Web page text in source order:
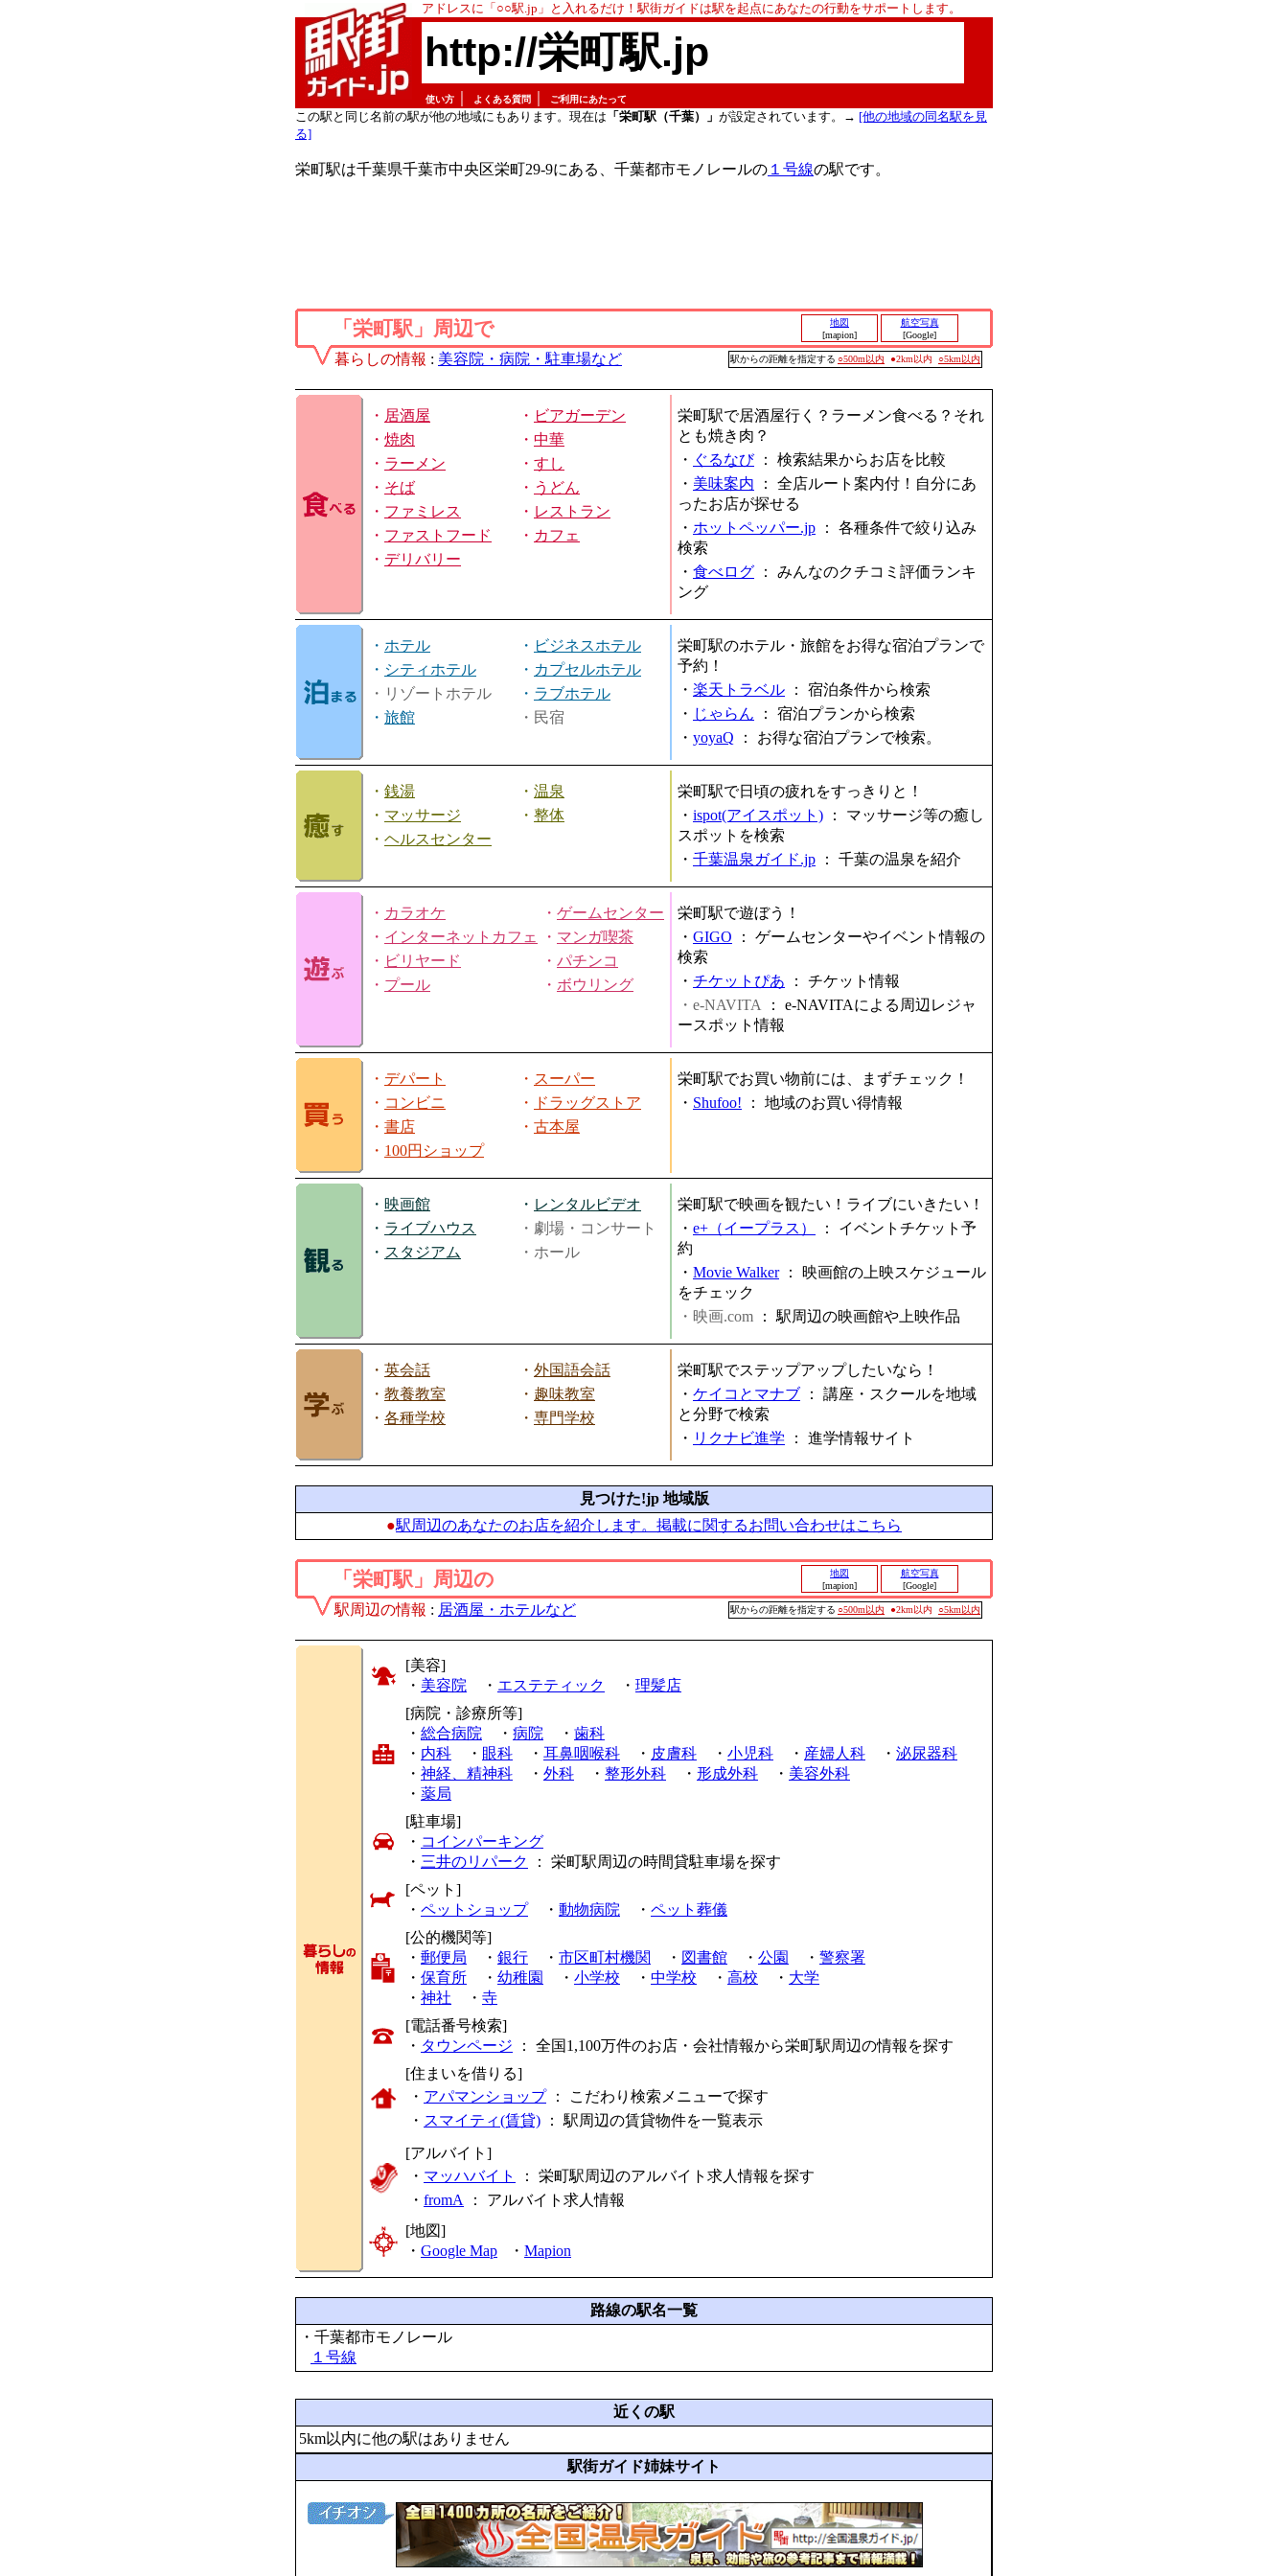
アドレスに「○○駅.jp」と入れるだけ！駅街ガイドは駅を起点にあなたの行動をサポートします。
http://栄町駅.jp
使い方 よくある質問 ご利用にあたって
この駅と同じ名前の駅が他の地域にもあります。現在は 「栄町駅（千葉）」 が設定されています。→ [他の地域の同名駅を見
る]
栄町駅は千葉県千葉市中央区栄町29-9にある、千葉都市モノレールの １号線の駅です。
「栄町駅」周辺で
地図
[mapion]
航空写真
[Google]
暮らしの情報 : 美容院・病院・駐車場など 駅からの距離を指定する ○500m以内 ●2km以内 ○5km以内
・ 居酒屋 ・ ビアガーデン
・ 焼肉 ・ 中華
・ ラーメン ・ すし
・ そば ・ うどん
・ ファミレス ・ レストラン
・ ファストフード ・ カフェ
・ デリバリー
栄町駅で居酒屋行く？ラーメン食べる？それ
とも焼き肉？
・ ぐるなび： 検索結果からお店を比較
・ 美味案内 ： 全店ルート案内付！自分にあ
ったお店が探せる
・ ホットペッパー.jp ： 各種条件で絞り込み
検索
・ 食べログ ： みんなのクチコミ評価ランキ
ング
・ ホテル ・ ビジネスホテル
・ シティホテル ・ カプセルホテル
・リゾートホテル
・ ラブホテル
・ 旅館 ・民宿
栄町駅のホテル・旅館をお得な宿泊プランで
予約！
・ 楽天トラベル ： 宿泊条件から検索
・ じゃらん ： 宿泊プランから検索
・ yoyaQ ： お得な宿泊プランで検索。
・ 銭湯 ・ 温泉
・ マッサージ ・ 整体
・ ヘルスセンター
栄町駅で日頃の疲れをすっきりと！
・ ispot(アイスポット) ： マッサージ等の癒し
スポットを検索
・ 千葉温泉ガイド.jp ： 千葉の温泉を紹介
・ カラオケ ・ ゲームセンター
・ インターネットカフェ ・ マンガ喫茶
・ ビリヤード ・ パチンコ
・ プール ・ ボウリング
栄町駅で遊ぼう！
・ GIGO ： ゲームセンターやイベント情報の
検索
・ チケットぴあ ： チケット情報
・e-NAVITA
： e-NAVITAによる周辺レジャ
ースポット情報
・ デパート ・ スーパー
・ コンビニ ・
ドラッグストア
・ 書店 ・ 古本屋
・ 100円ショップ
栄町駅でお買い物前には、まずチェック！
・ Shufoo! ： 地域のお買い得情報
・ 映画館 ・ レンタルビデオ
・ ライブハウス
・劇場・コンサート
・ スタジアム ・ホール
栄町駅で映画を観たい！ライブにいきたい！
・ e+（イープラス） ： イベントチケット予
約
・ Movie Walker： 映画館の上映スケジュール
をチェック
・映画.com ： 駅周辺の映画館や上映作品
・ 英会話 ・ 外国語会話
・ 教養教室 ・ 趣味教室
・ 各種学校 ・ 専門学校
栄町駅でステップアップしたいなら！
・ ケイコとマナブ ： 講座・スクールを地域
と分野で検索
・ リクナビ進学 ： 進学情報サイト
見つけた!jp 地域版
●駅周辺のあなたのお店を紹介します。掲載に関するお問い合わせはこちら
「栄町駅」周辺の
地図
[mapion]
航空写真
[Google]
駅周辺の情報 : 居酒屋・ホテルなど 駅からの距離を指定する ○500m以内 ●2km以内 ○5km以内
[美容]
・ 美容院 ・ エステティック ・ 理髪店
[病院・診療所等]
・ 総合病院 ・ 病院 ・ 歯科
・ 内科 ・ 眼科 ・ 耳鼻咽喉科 ・ 皮膚科 ・ 小児科 ・ 産婦人科 ・ 泌尿器科
・ 神経、精神科 ・ 外科 ・ 整形外科 ・ 形成外科 ・ 美容外科
・ 薬局
[駐車場]
・ コインパーキング
・ 三井のリパーク
： 栄町駅周辺の時間貸駐車場を探す
[ペット]
・ ペットショップ・ 動物病院 ・ ペット葬儀
[公的機関等]
・ 郵便局 ・ 銀行 ・ 市区町村機関 ・ 図書館 ・ 公園 ・ 警察署
・ 保育所 ・ 幼稚園 ・ 小学校 ・ 中学校 ・ 高校 ・ 大学
・ 神社 ・ 寺
[電話番号検索]
・ タウンページ ： 全国1,100万件のお店・会社情報から栄町駅周辺の情報を探す
[住まいを借りる]
・ アパマンショップ： こだわり検索メニューで探す
・ スマイティ(賃貸) ： 駅周辺の賃貸物件を一覧表示
[アルバイト]
・ マッハバイト
： 栄町駅周辺のアルバイト求人情報を探す
・ fromA ： アルバイト求人情報
[地図]
・ Google Map ・ Mapion
路線の駅名一覧
・千葉都市モノレール
１号線
近くの駅
5km以内に他の駅はありません
駅街ガイド姉妹サイト